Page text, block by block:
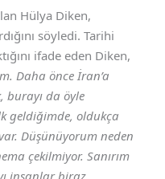
Hülya Diken,
söyledi. Tarihi
ifade eden Diken,
Daha önce İran’a
burayı da öyle
geldiğimde, oldukça
Düşünüyorum neden
çekilmiyor. Sanırım